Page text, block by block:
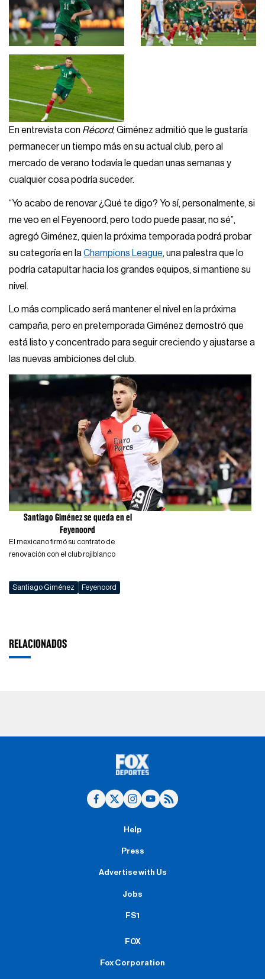
En entrevista con Récord, Giménez admitió que le gustaría
permanecer un tiempo más en su actual club, pero al
mercado de verano todavía le quedan unas semanas y
cualquier cosa podría suceder.
“Yo acabo de renovar ¿Qué te digo? Yo sí, personalmente, si
me veo en el Feyenoord, pero todo puede pasar, no sé”,
agregó Giménez, quien la próxima temporada podrá probar
su categoría en laChampions League, una palestra que lo
podría catapultar hacia los grandes equipos, si mantiene su
nivel.
Lo más complicado será mantener el nivel en la próxima
campaña, pero en pretemporada Giménez demostró que
está listo y concentrado para seguir creciendo y ajustarse a
las nuevas ambiciones del club.
Santiago Giménez se queda en el
Feyenoord
El mexicano firmó su contrato de
renovación con el club rojiblanco
Santiago Giménez Feyenoord
RELACIONADOS
Help
Press
Advertise with Us
Jobs
FS1
FOX
Fox Corporation